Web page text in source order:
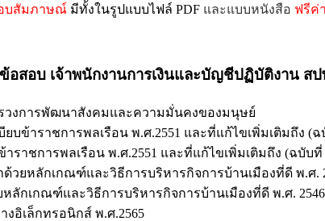
อบสัมภาษณ์ มีทั้งในรูปแบบไฟล์ PDF และแบบหนังสือ ฟรีค่
อสอบ เจ้าพนักงานการเงินและบัญชีปฏิบัติงาน สป
วงการพัฒนาสังคมและความมั่นคงของมนุษย์
ข้าราชการพลเรือน พ.ศ.2551 และที่แก้ไขเพิ่มเติมถึง (ฉ
าชการพลเรือน พ.ศ.2551 และที่แก้ไขเพิ่มเติมถึง (ฉบับที่
ยหลักเกณฑ์และวิธีการบริหารกิจการบ้านเมืองที่ดี พ.ศ.
กเกณฑ์และวิธีการบริหารกิจการบ้านเมืองที่ดี พ.ศ.
อิเล็กทรอนิกส์ พ.ศ.2565